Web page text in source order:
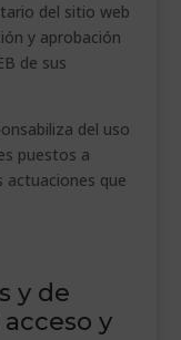
del sitio web
y aprobación
de sus
del uso
puestos a
actuaciones que
y de
y